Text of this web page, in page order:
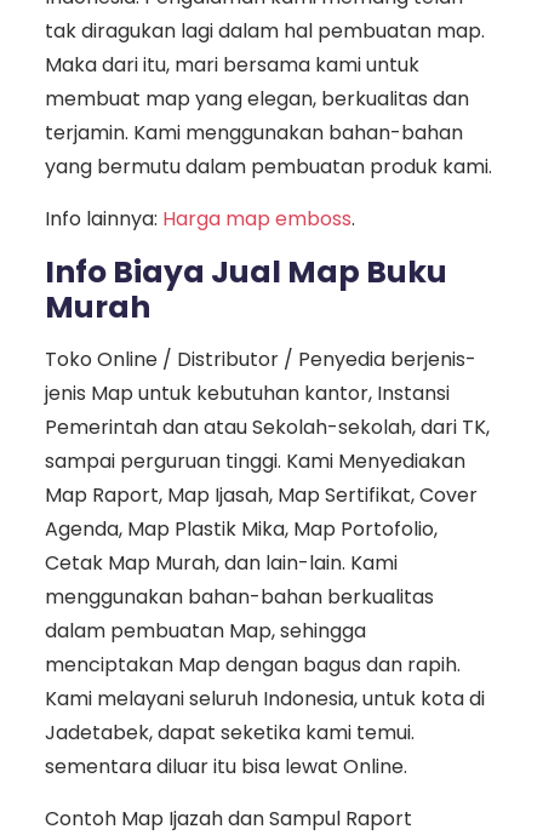
tak diragukan lagi dalam hal pembuatan map.
Maka dari itu, mari bersama kami untuk
membuat map yang elegan, berkualitas dan
terjamin. Kami menggunakan bahan-bahan
yang bermutu dalam pembuatan produk kami.
Info lainnya: Harga map emboss.
Info Biaya Jual Map Buku
Murah
Toko Online / Distributor / Penyedia berjenis-
jenis Map untuk kebutuhan kantor, Instansi
Pemerintah dan atau Sekolah-sekolah, dari TK,
sampai perguruan tinggi. Kami Menyediakan
Map Raport, Map Ijasah, Map Sertifikat, Cover
Agenda, Map Plastik Mika, Map Portofolio,
Cetak Map Murah, dan lain-lain. Kami
menggunakan bahan-bahan berkualitas
dalam pembuatan Map, sehingga
menciptakan Map dengan bagus dan rapih.
Kami melayani seluruh Indonesia, untuk kota di
Jadetabek, dapat seketika kami temui.
sementara diluar itu bisa lewat Online.
Contoh Map Ijazah dan Sampul Raport